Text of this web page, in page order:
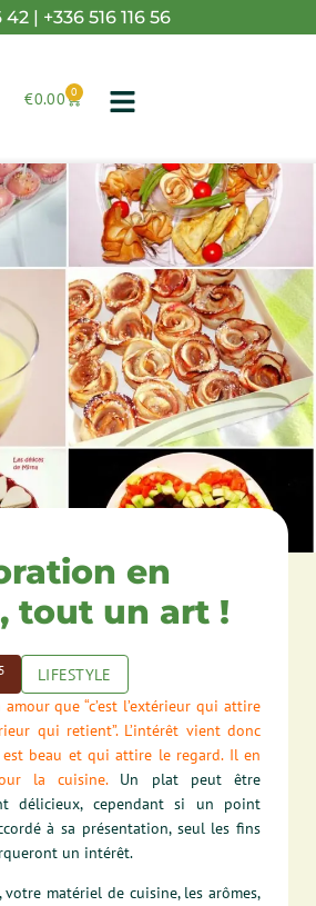
| +336 516 116 56
€0.00 0
en
tout un art !
LIFESTYLE
que “c’est l’extérieur qui attire
qui retient”. L’intérêt vient donc
est beau et qui attire le regard. Il en
la cuisine.Un plat peut être
délicieux, cependant si un point
à sa présentation, seul les fins
un intérêt.
votre matériel de cuisine, les arômes,